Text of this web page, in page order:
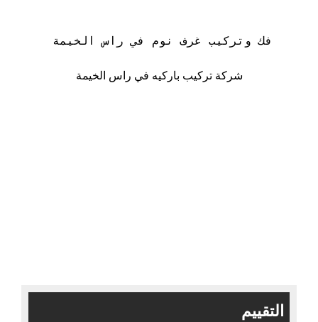
فك وتركيب غرف نوم في راس الخيمة
شركة تركيب باركيه في راس الخيمة
التقييم